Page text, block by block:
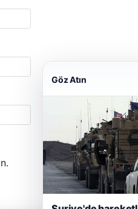
Göz Atın